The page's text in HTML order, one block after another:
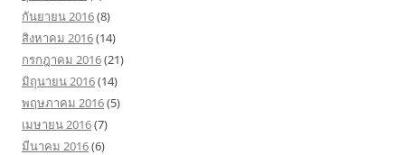
กันยายน 2016(8)
สิงหาคม 2016(14)
กรกฎาคม 2016(21)
มิถุนายน 2016(14)
พฤษภาคม 2016(5)
เมษายน 2016(7)
มีนาคม 2016(6)